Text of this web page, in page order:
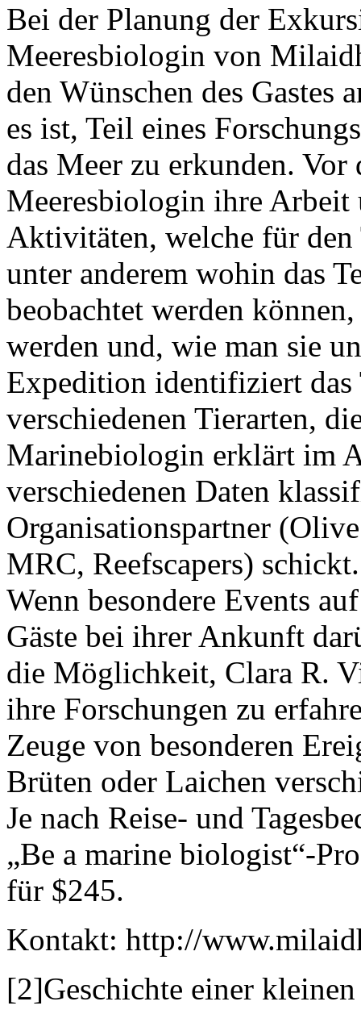
Bei der Planung der
Meeresbiologin von
den Wünschen des Gastes
es ist, Teil eines
das Meer zu erkunden. Vor
Meeresbiologin ihre
Aktivitäten, welche für
unter anderem wohin das
beobachtet werden
werden und, wie man sie
Expedition identifiziert das
verschiedenen Tierarten,
Marinebiologin erklärt im
verschiedenen Daten
Organisationspartner
MRC, Reefscapers) schickt.
Wenn besondere Events
Gäste bei ihrer Ankunft
die Möglichkeit, Clara R.
ihre Forschungen zu
Zeuge von besonderen
Brüten oder Laichen
Je nach Reise- und
„Be a marine biologist“-
für $245.
Kontakt: http://
[2]Geschichte einer